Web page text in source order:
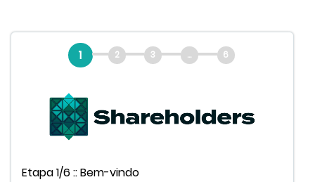
1 2 3 ... 6
Etapa 1/6 :: Bem-vindo